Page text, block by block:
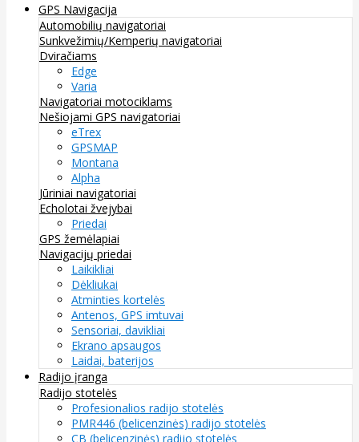
GPS Navigacija
Automobilių navigatoriai
Sunkvežimių/Kemperių navigatoriai
Dviračiams
Edge
Varia
Navigatoriai motociklams
Nešiojami GPS navigatoriai
eTrex
GPSMAP
Montana
Alpha
Jūriniai navigatoriai
Echolotai žvejybai
Priedai
GPS žemėlapiai
Navigacijų priedai
Laikikliai
Dėkliukai
Atminties kortelės
Antenos, GPS imtuvai
Sensoriai, davikliai
Ekrano apsaugos
Laidai, baterijos
Radijo įranga
Radijo stotelės
Profesionalios radijo stotelės
PMR446 (belicenzinės) radijo stotelės
CB (belicenzinės) radijo stotelės